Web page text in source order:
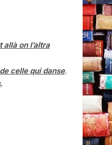
allà on l’altra
celle qui danse.
.